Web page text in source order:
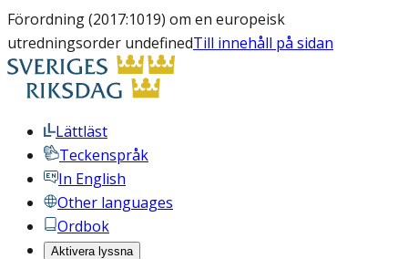
Förordning (2017:1019) om en europeisk
utredningsorder undefinedTill innehåll på sidan
Lättläst
Teckenspråk
In English
Other languages
Ordbok
Aktivera lyssna